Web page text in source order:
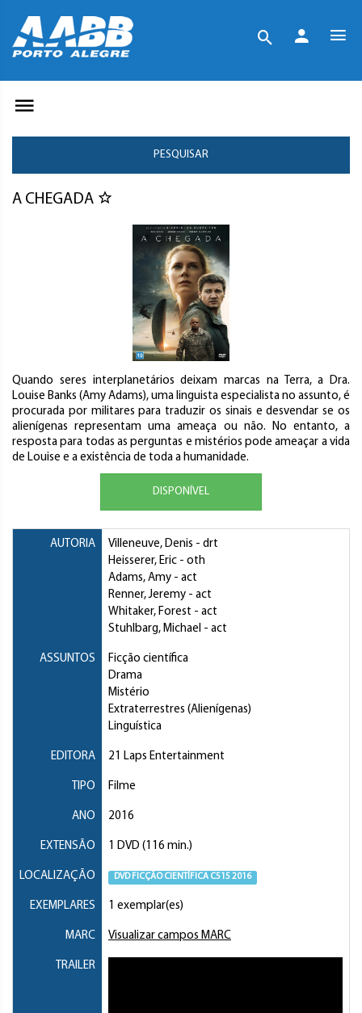
PESQUISAR
A CHEGADA
Quando seres interplanetários deixam marcas na Terra, a Dra.
Louise Banks (Amy Adams), uma linguista especialista no assunto, é
procurada por militares para traduzir os sinais e desvendar se os
alienígenas representam uma ameaça ou não. No entanto, a
resposta para todas as perguntas e mistérios pode ameaçar a vida
de Louise e a existência de toda a humanidade.
DISPONÍVEL
AUTORIA Villeneuve, Denis - drt
Heisserer, Eric - oth
Adams, Amy - act
Renner, Jeremy - act
Whitaker, Forest - act
Stuhlbarg, Michael - act
ASSUNTOS
Ficção científica
Drama
Mistério
Extraterrestres (Alienígenas)
Linguística
EDITORA 21 Laps Entertainment
TIPO Filme
ANO 2016
EXTENSÃO 1 DVD (116 min.)
LOCALIZAÇÃO DVD FICÇÃO CIENTÍFICA C515 2016
EXEMPLARES 1 exemplar(es)
MARC Visualizar campos MARC
TRAILER